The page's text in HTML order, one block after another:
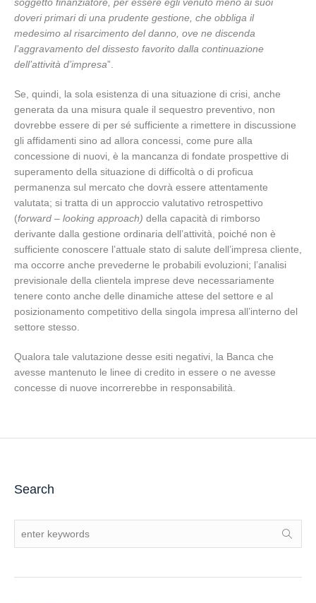
doveri primari di una prudente gestione, che obbliga il
medesimo al risarcimento del danno, ove ne discenda
l’aggravamento del dissesto favorito dalla continuazione
dell’attività d’impresa”.
Se, quindi, la sola esistenza di una situazione di crisi, anche
generata da una misura quale il sequestro preventivo, non
dovrebbe essere di per sé sufficiente a rimettere in discussione
gli affidamenti sino ad allora concessi, come pure alla
concessione di nuovi, è la mancanza di fondate prospettive di
superamento della situazione di difficoltà o di proficua
permanenza sul mercato che dovrà essere attentamente
valutata; si tratta di un approccio valutativo retrospettivo
(forward – looking approach) della capacità di rimborso
derivante dalla gestione ordinaria dell’attività, poiché non è
sufficiente conoscere l’attuale stato di salute dell’impresa cliente,
ma occorre anche prevederne le probabili evoluzioni; l’analisi
previsionale della clientela imprese deve necessariamente
tenere conto anche delle dinamiche attese del settore e al
posizionamento competitivo della singola impresa all’interno del
settore stesso.
Qualora tale valutazione desse esiti negativi, la Banca che
avesse mantenuto le linee di credito in essere o ne avesse
concesse di nuove incorrerebbe in responsabilità.
Search